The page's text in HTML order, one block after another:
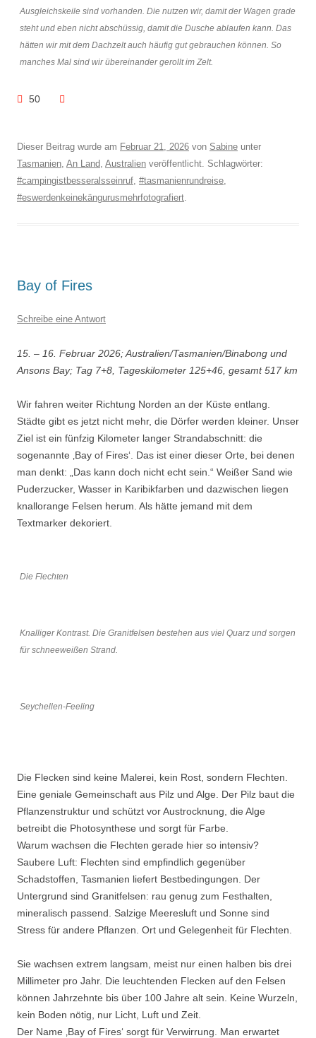
Ausgleichskeile sind vorhanden. Die nutzen wir, damit der Wagen grade
steht und eben nicht abschüssig, damit die Dusche ablaufen kann. Das
hätten wir mit dem Dachzelt auch häufig gut gebrauchen können. So
manches Mal sind wir übereinander gerollt im Zelt.
50
Dieser Beitrag wurde am Februar 21, 2026 von Sabine unter
Tasmanien, An Land, Australien veröffentlicht. Schlagwörter:
#campingistbesseralsseinruf, #tasmanienrundreise,
#eswerdenkeinekängurusmehrfotografiert.
Bay of Fires
Schreibe eine Antwort
15. – 16. Februar 2026; Australien/Tasmanien/Binabong und
Ansons Bay; Tag 7+8, Tageskilometer 125+46, gesamt 517 km
Wir fahren weiter Richtung Norden an der Küste entlang.
Städte gibt es jetzt nicht mehr, die Dörfer werden kleiner. Unser
Ziel ist ein fünfzig Kilometer langer Strandabschnitt: die
sogenannte ‚Bay of Fires‘. Das ist einer dieser Orte, bei denen
man denkt: „Das kann doch nicht echt sein.“ Weißer Sand wie
Puderzucker, Wasser in Karibikfarben und dazwischen liegen
knallorange Felsen herum. Als hätte jemand mit dem
Textmarker dekoriert.
Die Flechten
Knalliger Kontrast. Die Granitfelsen bestehen aus viel Quarz und sorgen
für schneeweißen Strand.
Seychellen-Feeling
Die Flecken sind keine Malerei, kein Rost, sondern Flechten.
Eine geniale Gemeinschaft aus Pilz und Alge. Der Pilz baut die
Pflanzenstruktur und schützt vor Austrocknung, die Alge
betreibt die Photosynthese und sorgt für Farbe.
Warum wachsen die Flechten gerade hier so intensiv?
Saubere Luft: Flechten sind empfindlich gegenüber
Schadstoffen, Tasmanien liefert Bestbedingungen. Der
Untergrund sind Granitfelsen: rau genug zum Festhalten,
mineralisch passend. Salzige Meeresluft und Sonne sind
Stress für andere Pflanzen. Ort und Gelegenheit für Flechten.
Sie wachsen extrem langsam, meist nur einen halben bis drei
Millimeter pro Jahr. Die leuchtenden Flecken auf den Felsen
können Jahrzehnte bis über 100 Jahre alt sein. Keine Wurzeln,
kein Boden nötig, nur Licht, Luft und Zeit.
Der Name ‚Bay of Fires‘ sorgt für Verwirrung. Man erwartet